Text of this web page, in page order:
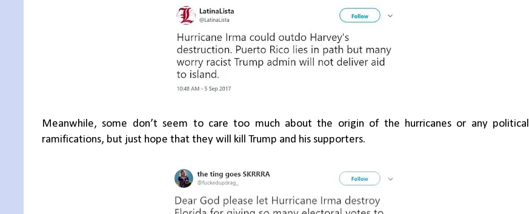
Meanwhile, some don’t seem to care too much about the origin of the hurricanes or any political
ramifications, but just hope that they will kill Trump and his supporters.